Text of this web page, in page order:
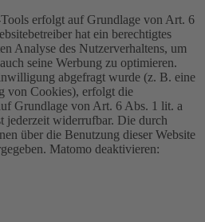
erfolgt auf Grundlage von Art. 6
hat ein berechtigtes
Analyse des Nutzerverhaltens, um
seine Werbung zu optimieren.
abgefragt wurde (z. B. eine
von Cookies), erfolgt die
Grundlage von Art. 6 Abs. 1 lit. a
widerrufbar. Die durch
über die Benutzung dieser Website
Matomo deaktivieren: